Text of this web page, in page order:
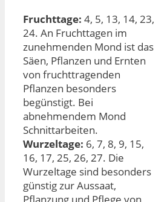
Fruchttage: 4, 5, 13, 14, 23,
24. An Fruchttagen im
zunehmenden Mond ist das
Säen, Pflanzen und Ernten
von fruchttragenden
Pflanzen besonders
begünstigt. Bei
abnehmendem Mond
Schnittarbeiten.
Wurzeltage: 6, 7, 8, 9, 15,
16, 17, 25, 26, 27. Die
Wurzeltage sind besonders
günstig zur Aussaat,
Pflanzung und Pflege von